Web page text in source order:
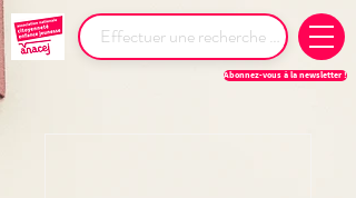
Abonnez-vous à la newsletter !